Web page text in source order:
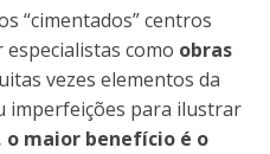
“cimentados” centros
como obras
vezes elementos da
imperfeições para ilustrar
o maior benefício é o